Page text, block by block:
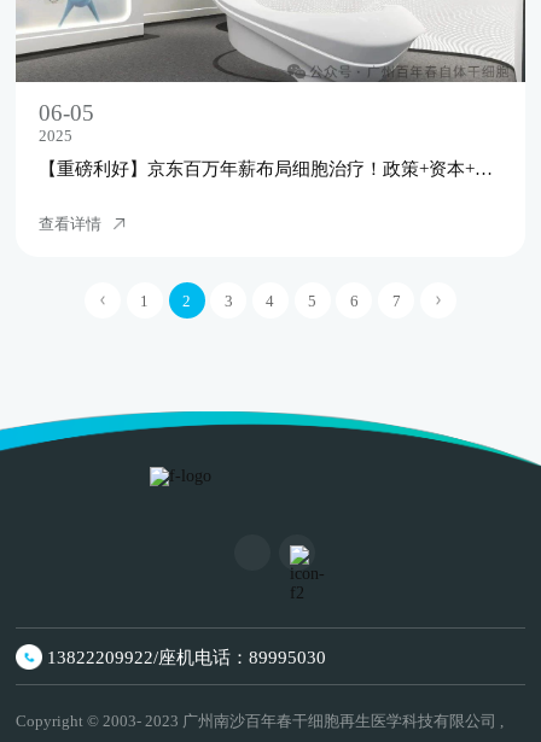
06-05
2025
【重磅利好】京东百万年薪布局细胞治疗！政策+资本+技术三重驱动，干细胞行业爆发在即！
查看详情
1 2 3 4 5 6 7
13822209922/座机电话：89995030
Copyright © 2003- 2023 广州南沙百年春干细胞再生医学科技有限公司 ,